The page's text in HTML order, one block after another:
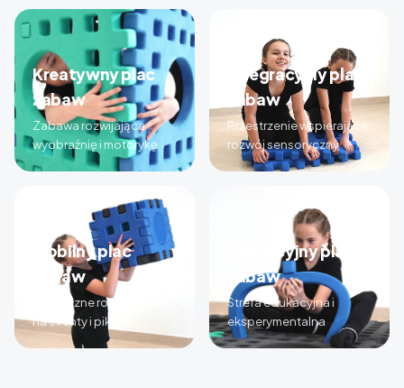
Kreatywny plac
zabaw
Zabawa rozwijająca
wyobraźnię i motorykę
Integracyjny plac
zabaw
Przestrzenie wspierające
rozwój sensoryczny
Mobilny plac
zabaw
Elastyczne rozwiązania
na eventy i pikniki
Edukacyjny plac
zabaw
Strefa edukacyjna i
eksperymentalna